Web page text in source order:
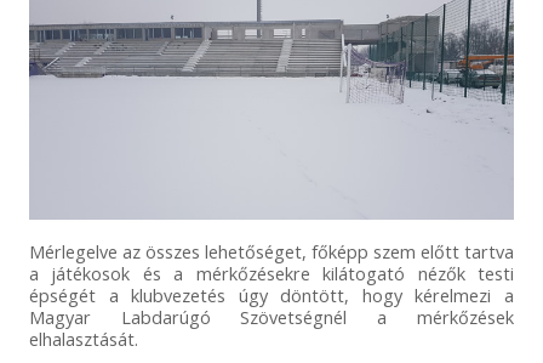
Mérlegelve az összes lehetőséget, főképp szem előtt tartva
a játékosok és a mérkőzésekre kilátogató nézők testi
épségét a klubvezetés úgy döntött, hogy kérelmezi a
Magyar Labdarúgó Szövetségnél a mérkőzések
elhalasztását.